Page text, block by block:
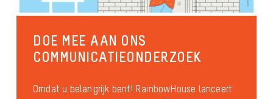
DOE MEE AAN ONS
COMMUNICATIEONDERZOEK
Omdat u belangrijk bent! RainbowHouse lanceert